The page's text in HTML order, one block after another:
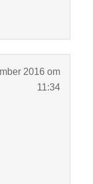
2016 om
11:34